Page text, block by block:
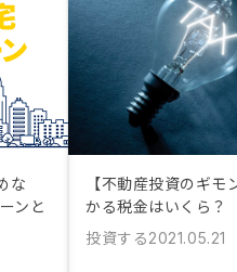
な
ンと
【不動産投資のギ
かる税金はいくら？
投資する2021.05.21